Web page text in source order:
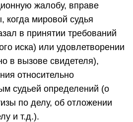
жалобу, вправе
когда мировой судья
в принятии требований
иска) или удовлетворении
в вызове свидетеля),
относительно
судьей определений (о
по делу, об отложении
и т.д.).